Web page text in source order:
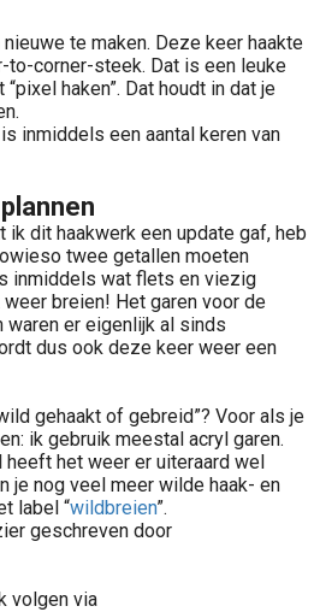
te maken. Deze keer haakte
to-corner-steek. Dat is een leuke
haken”. Dat houdt in dat je
inmiddels een aantal keren van
dit haakwerk een update gaf, heb
twee getallen moeten
inmiddels wat flets en viezig
breien! Het garen voor de
waren er eigenlijk al sinds
dus ook deze keer weer een
gehaakt of gebreid”? Voor als je
ik gebruik meestal acryl garen.
het weer er uiteraard wel
je nog veel meer wilde haak- en
label “wildbreien”.
geschreven door
volgen via